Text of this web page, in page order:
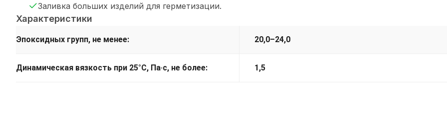
Заливка больших изделий для герметизации.
Характеристики
Эпоксидных групп, не менее: 20,0–24,0
Динамическая вязкость при 25°С, Па·с, не более: 1,5